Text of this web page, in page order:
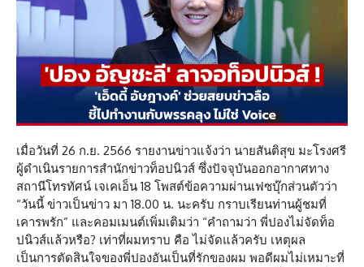
เมื่อวันที่ 26 ก.ย. 2566 รายงานข่าวแจ้งว่า นายสันติสุข มะโรงศรี
ผู้ดำเนินรายการสำนักข่าวท็อปนิวส์ ซึ่งปัจจุบันออกอากาศทาง
สถานีโทรทัศน์ เจเคเอ็น 18 โพสต์ข้อความผ่านเฟซบุ๊กส่วนตัวว่า
“วันนี้ ข่าวเป็นข่าว มา 18.00 น. นะครับ กราบเรียนท่านผู้ชมที่
เคารพรัก” และคอมเมนต์เพิ่มเติมว่า “คำถามว่า พี่ปองไม่จัดท็อ
ปนิวส์แล้วหรือ? เท่าที่ผมทราบ คือ ไม่จัดแล้วครับ เหตุผล
เป็นการตัดสินใจของพี่ปองอันเป็นที่รักของผม พอดีผมไม่เหมาะที่